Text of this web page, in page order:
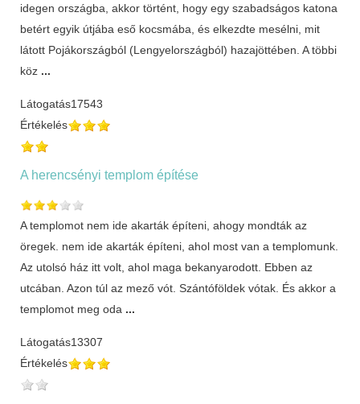
idegen országba, akkor történt, hogy egy szabadságos katona
betért egyik útjába eső kocsmába, és elkezdte mesélni, mit
látott Pojákországból (Lengyelországból) hazajöttében. A többi
köz ...
Látogatás17543
Értékelés
A herencsényi templom építése
A templomot nem ide akarták építeni, ahogy mondták az
öregek. nem ide akarták építeni, ahol most van a templomunk.
Az utolsó ház itt volt, ahol maga bekanyarodott. Ebben az
utcában. Azon túl az mező vót. Szántóföldek vótak. És akkor a
templomot meg oda ...
Látogatás13307
Értékelés